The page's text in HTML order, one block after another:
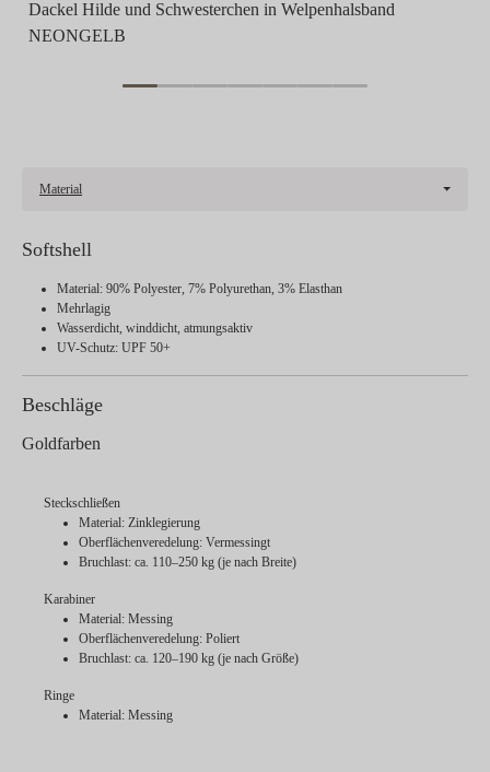
Dackel Hilde und Schwesterchen in Welpenhalsband
NEONGELB
Material
Softshell
Material: 90% Polyester, 7% Polyurethan, 3% Elasthan
Mehrlagig
Wasserdicht, winddicht, atmungsaktiv
UV-Schutz: UPF 50+
Beschläge
Goldfarben
Steckschließen
Material: Zinklegierung
Oberflächenveredelung: Vermessingt
Bruchlast: ca. 110–250 kg (je nach Breite)
Karabiner
Material: Messing
Oberflächenveredelung: Poliert
Bruchlast: ca. 120–190 kg (je nach Größe)
Ringe
Material: Messing